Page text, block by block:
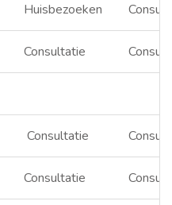
Huisbezoeken
Consultatie
Consultatie
Consultatie